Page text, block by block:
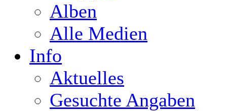
Alben
Alle Medien
Info
Aktuelles
Gesuchte Angaben